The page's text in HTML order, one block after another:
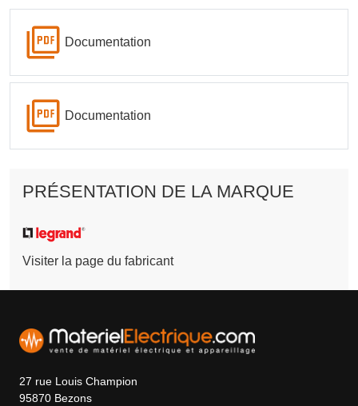
Documentation
Documentation
PRÉSENTATION DE LA MARQUE
Visiter la page du fabricant
27 rue Louis Champion
95870 Bezons